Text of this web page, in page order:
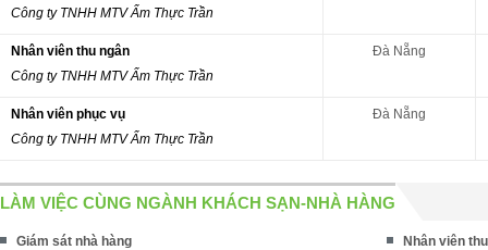
Công ty TNHH MTV Ẩm Thực Trần
Nhân viên thu ngân
Công ty TNHH MTV Ẩm Thực Trần
Đà Nẵng
Nhân viên phục vụ
Công ty TNHH MTV Ẩm Thực Trần
Đà Nẵng
LÀM VIỆC CÙNG NGÀNH KHÁCH SẠN-NHÀ HÀNG
Giám sát nhà hàng
Nhân viên